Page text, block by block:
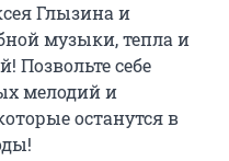
Глызина и
музыки, тепла и
Позвольте себе
мелодий и
останутся в